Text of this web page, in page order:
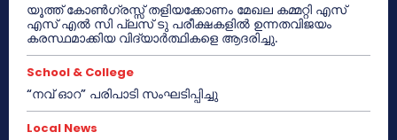
യൂത്ത് കോൺഗ്രസ്സ് തളിയക്കോണം മേഖല കമ്മറ്റി എസ്
എസ് എൽ സി പ്ലസ് ടു പരീക്ഷകളിൽ ഉന്നതവിജയം
കരസ്ഥമാക്കിയ വിദ്യാർത്ഥികളെ ആദരിച്ചു.
School & College
“നവ് ഓറ” പരിപാടി സംഘടിപ്പിച്ചു
Local News